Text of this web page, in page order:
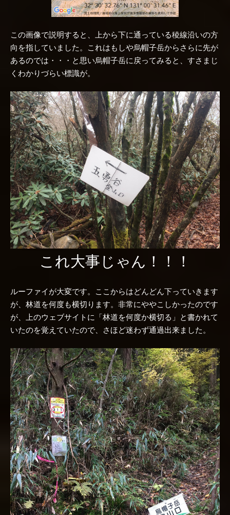
この画像で説明すると、上から下に通っている稜線沿いの方
向を指していました。これはもしや烏帽子岳からさらに先が
あるのでは・・・と思い烏帽子岳に戻ってみると、すさまじ
くわかりづらい標識が。
これ大事じゃん！！！
ルーファイが大変です。ここからはどんどん下っていきます
が、林道を何度も横切ります。非常にややこしかったのです
が、上のウェブサイトに「林道を何度か横切る」と書かれて
いたのを覚えていたので、さほど迷わず通過出来ました。